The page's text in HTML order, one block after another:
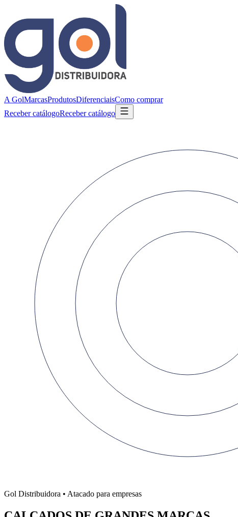
A GolMarcasProdutosDiferenciaisComo comprar
Receber catálogoReceber catálogo
Gol Distribuidora • Atacado para empresas